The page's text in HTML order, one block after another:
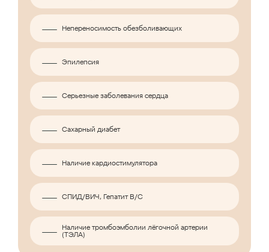
Непереносимость обезболивающих
Эпилепсия
Серьезные заболевания сердца
Сахарный диабет
Наличие кардиостимулятора
СПИД/ВИЧ, Гепатит B/C
Наличие тромбоэмболии лёгочной артерии
(ТЭЛА)